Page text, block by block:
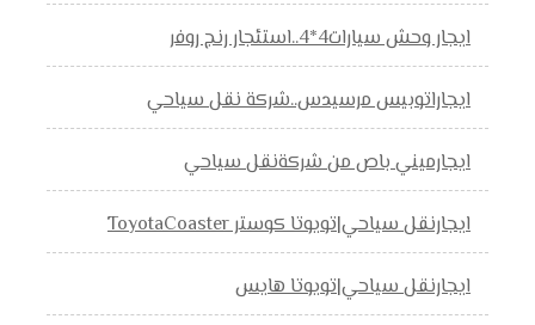
ايجار وحش سيارات4*4..استئجار رنج روفر
ايجاراتوبيس مرسيدس..شركة نقل سياحي
ايجارميني باص من شركةنقل سياحي
ايجارنقل سياحي|تويوتا كوستر ToyotaCoaster
ايجارنقل سياحي|تويوتا هايس